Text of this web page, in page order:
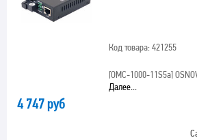
Код товара: 421255
[OMC-1000-11S5a]
Далее...
4 747 руб